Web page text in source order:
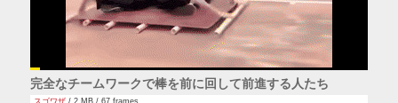
完全なチームワークで棒を前に回して前進する人たち